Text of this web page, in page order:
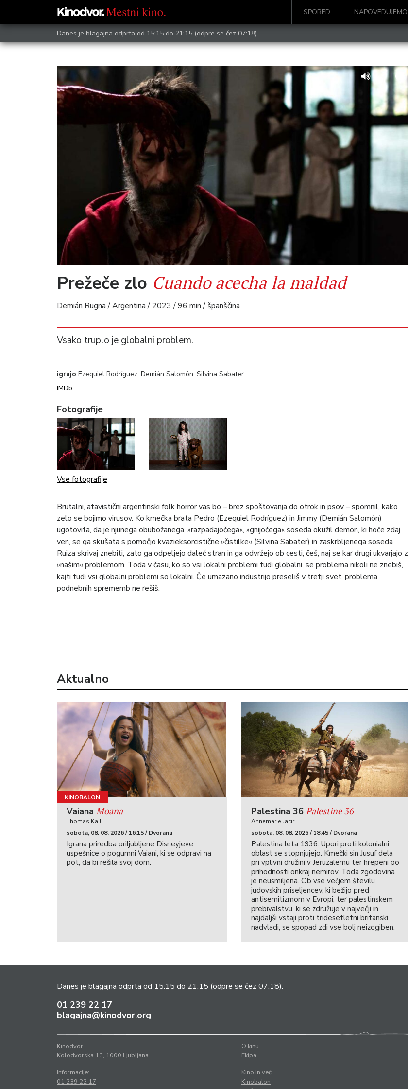
SPORED NAPOVEDUJEMO
Danes je blagajna odprta od 15:15 do 21:15 (odpre se čez 07:18).
Prežeče zlo Cuando acecha la maldad
Demián Rugna / Argentina / 2023 / 96 min / španščina
Vsako truplo je globalni problem.
igrajo Ezequiel Rodríguez, Demián Salomón, Silvina Sabater
IMDb
Fotografije
Vse fotografije
Brutalni, atavistični argentinski folk horror vas bo – brez spoštovanja do otrok in psov – spomnil, kako
zelo se bojimo virusov. Ko kmečka brata Pedro (Ezequiel Rodríguez) in Jimmy (Demián Salomón)
ugotovita, da je njunega obubožanega, »razpadajočega«, »gnijočega« soseda okužil demon, ki hoče zdaj
ven, se ga skušata s pomočjo kvazieksorcistične »čistilke« (Silvina Sabater) in zaskrbljenega soseda
Ruiza skrivaj znebiti, zato ga odpeljejo daleč stran in ga odvržejo ob cesti, češ, naj se kar drugi ukvarjajo z
»našim« problemom. Toda v času, ko so vsi lokalni problemi tudi globalni, se problema nikoli ne znebiš,
kajti tudi vsi globalni problemi so lokalni. Če umazano industrijo preseliš v tretji svet, problema
podnebnih sprememb ne rešiš.
Aktualno
KINOBALON
Vaiana Moana
Thomas Kail
sobota, 08. 08. 2026 / 16:15 / Dvorana
Igrana priredba priljubljene Disneyjeve
uspešnice o pogumni Vaiani, ki se odpravi na
pot, da bi rešila svoj dom.
Palestina 36 Palestine 36
Annemarie Jacir
sobota, 08. 08. 2026 / 18:45 / Dvorana
Palestina leta 1936. Upori proti kolonialni
oblast se stopnjujejo. Kmečki sin Jusuf dela
pri vplivni družini v Jeruzalemu ter hrepeni po
prihodnosti onkraj nemirov. Toda zgodovina
je neusmiljena. Ob vse večjem številu
judovskih priseljencev, ki bežijo pred
antisemitizmom v Evropi, ter palestinskem
prebivalstvu, ki se združuje v največji in
najdaljši vstaji proti tridesetletni britanski
nadvladi, se spopad zdi vse bolj neizogiben.
Danes je blagajna odprta od 15:15 do 21:15 (odpre se čez 07:18).
01 239 22 17
blagajna@kinodvor.org
Kinodvor
Kolodvorska 13, 1000 Ljubljana
Informacije:
01 239 22 17
O kinu
Ekipa
Kino in več
Kinobalon